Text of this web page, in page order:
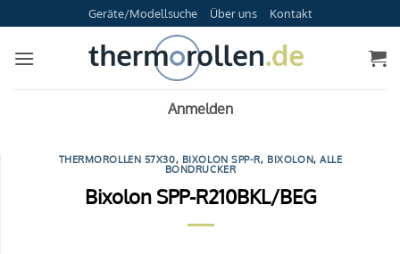
Inhalt
springen
Geräte/Modellsuche Über uns Kontakt
Anmelden
THERMOROLLEN 57X30, BIXOLON SPP-R, BIXOLON,ALLE
BONDRUCKER
Bixolon SPP-R210BKL/BEG